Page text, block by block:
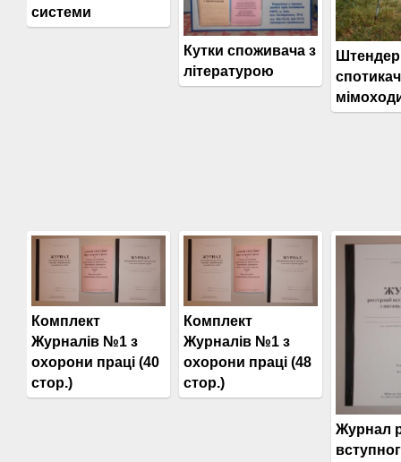
системи
Кутки споживача з
літературою
Комплект
Журналів №1 з
охорони праці (40
стор.)
Комплект
Журналів №1 з
охорони праці (48
стор.)
Журнал